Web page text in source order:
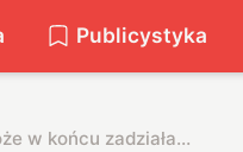
Publicystyka
w końcu zadziała…